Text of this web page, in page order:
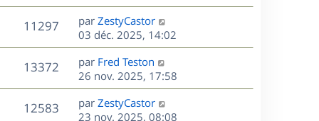
a
g
e
e
s
s
a
g
e
e
r
m
e
s
s
a
g
e
u
e
n
i
e
r
m
e
s
s
11297V
u
e
s
D
e
r
n
i
e
r
par ZestyCastor
03 déc. 2025, 14:02
13372V
u
e
D
e
r
n
i
par Fred Teston
26 nov. 2025, 17:58
12583V
D
e
par ZestyCastor
23 nov. 2025, 08:08